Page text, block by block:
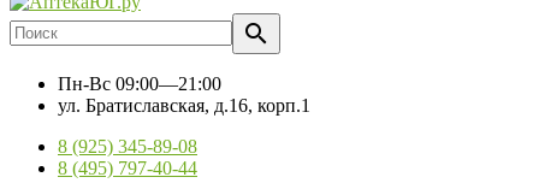
Пн-Вс 09:00—21:00
ул. Братиславская, д.16, корп.1
8 (925) 345-89-08
8 (495) 797-40-44